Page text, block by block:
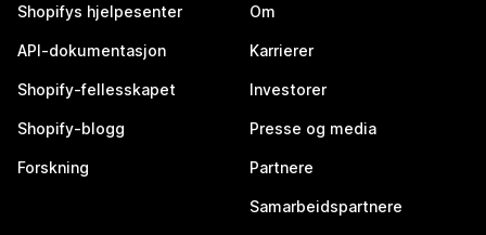
Shopifys hjelpesenter
API-dokumentasjon
Shopify-fellesskapet
Shopify-blogg
Forskning
Om
Karrierer
Investorer
Presse og media
Partnere
Samarbeidspartnere